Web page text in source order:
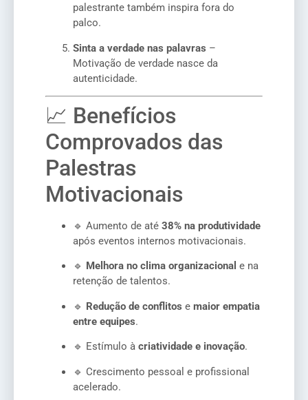
palestrante também inspira fora do
palco.
Sinta a verdade nas palavras –
Motivação de verdade nasce da
autenticidade.
📈 Benefícios
Comprovados das
Palestras
Motivacionais
🔹 Aumento de até 38% na produtividade
após eventos internos motivacionais.
🔹 Melhora no clima organizacional e na
retenção de talentos.
🔹 Redução de conflitos e maior empatia
entre equipes.
🔹 Estímulo à criatividade e inovação.
🔹 Crescimento pessoal e profissional
acelerado.